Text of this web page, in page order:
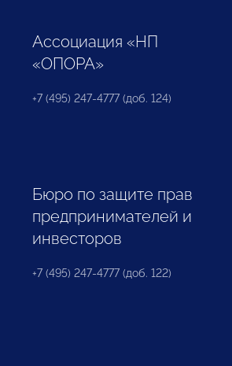
Ассоциация «НП
«ОПОРА»
+7 (495) 247-4777 (доб. 124)
Бюро по защите прав
предпринимателей и
инвесторов
+7 (495) 247-4777 (доб. 122)